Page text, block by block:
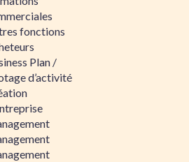
fonctions
Plan /
d’activité